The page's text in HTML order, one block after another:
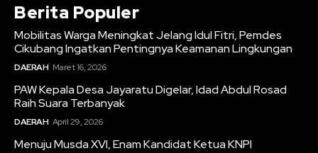
Berita Populer
Mobilitas Warga Meningkat Jelang Idul Fitri, Pemdes
Cikubang Ingatkan Pentingnya Keamanan Lingkungan
DAERAH Maret 16, 2026
PAW Kepala Desa Jayaratu Digelar, Idad Abdul Rosad
Raih Suara Terbanyak
DAERAH April 29, 2026
Menuju Musda XVI, Enam Kandidat Ketua KNPI